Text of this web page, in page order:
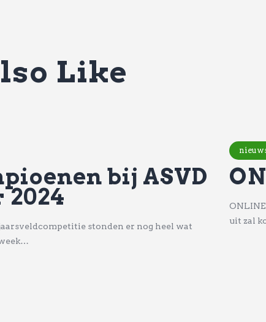
Like
bij ASVD
2024
stonden er nog heel wat
uit zal